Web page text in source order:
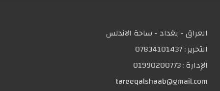
العراق - بغداد - ساحة الاندلس
التحریر :07834101437
الإدارة :01990200773
tareeqalshaab@gmail.com